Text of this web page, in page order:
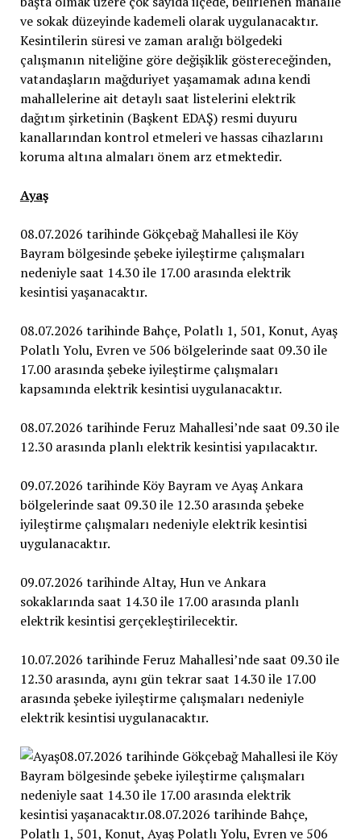
Ayaş
08.07.2026 tarihinde Gökçebağ Mahallesi ile Köy
Bayram bölgesinde şebeke iyileştirme çalışmaları
nedeniyle saat 14.30 ile 17.00 arasında elektrik
kesintisi yaşanacaktır.
08.07.2026 tarihinde Bahçe, Polatlı 1, 501, Konut, Ayaş
Polatlı Yolu, Evren ve 506 bölgelerinde saat 09.30 ile
17.00 arasında şebeke iyileştirme çalışmaları
kapsamında elektrik kesintisi uygulanacaktır.
08.07.2026 tarihinde Feruz Mahallesi’nde saat 09.30 ile
12.30 arasında planlı elektrik kesintisi yapılacaktır.
09.07.2026 tarihinde Köy Bayram ve Ayaş Ankara
bölgelerinde saat 09.30 ile 12.30 arasında şebeke
iyileştirme çalışmaları nedeniyle elektrik kesintisi
uygulanacaktır.
09.07.2026 tarihinde Altay, Hun ve Ankara
sokaklarında saat 14.30 ile 17.00 arasında planlı
elektrik kesintisi gerçekleştirilecektir.
10.07.2026 tarihinde Feruz Mahallesi’nde saat 09.30 ile
12.30 arasında, aynı gün tekrar saat 14.30 ile 17.00
arasında şebeke iyileştirme çalışmaları nedeniyle
elektrik kesintisi uygulanacaktır.